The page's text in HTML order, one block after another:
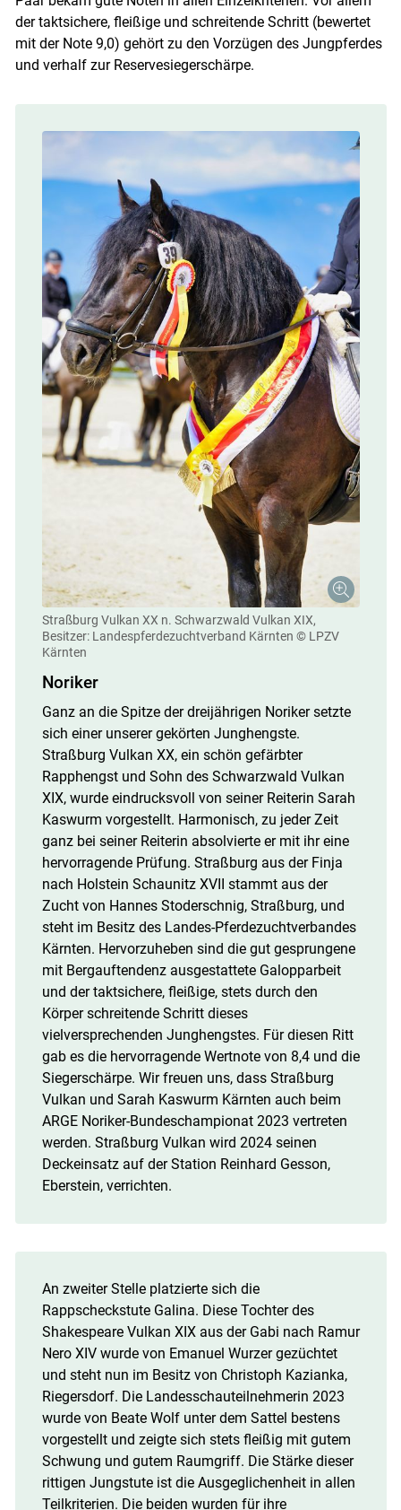
der taktsichere, fleißige und schreitende Schritt (bewertet
mit der Note 9,0) gehört zu den Vorzügen des Jungpferdes
und verhalf zur Reservesiegerschärpe.
Straßburg Vulkan XX n. Schwarzwald Vulkan XIX,
Besitzer: Landespferdezuchtverband Kärnten © LPZV
Kärnten
Noriker
Ganz an die Spitze der dreijährigen Noriker setzte
sich einer unserer gekörten Junghengste.
Straßburg Vulkan XX, ein schön gefärbter
Rapphengst und Sohn des Schwarzwald Vulkan
XIX, wurde eindrucksvoll von seiner Reiterin Sarah
Kaswurm vorgestellt. Harmonisch, zu jeder Zeit
ganz bei seiner Reiterin absolvierte er mit ihr eine
hervorragende Prüfung. Straßburg aus der Finja
nach Holstein Schaunitz XVII stammt aus der
Zucht von Hannes Stoderschnig, Straßburg, und
steht im Besitz des Landes-Pferdezuchtverbandes
Kärnten. Hervorzuheben sind die gut gesprungene
mit Bergauftendenz ausgestattete Galopparbeit
und der taktsichere, fleißige, stets durch den
Körper schreitende Schritt dieses
vielversprechenden Junghengstes. Für diesen Ritt
gab es die hervorragende Wertnote von 8,4 und die
Siegerschärpe. Wir freuen uns, dass Straßburg
Vulkan und Sarah Kaswurm Kärnten auch beim
ARGE Noriker-Bundeschampionat 2023 vertreten
werden. Straßburg Vulkan wird 2024 seinen
Deckeinsatz auf der Station Reinhard Gesson,
Eberstein, verrichten.
An zweiter Stelle platzierte sich die
Rappscheckstute Galina. Diese Tochter des
Shakespeare Vulkan XIX aus der Gabi nach Ramur
Nero XIV wurde von Emanuel Wurzer gezüchtet
und steht nun im Besitz von Christoph Kazianka,
Riegersdorf. Die Landesschauteilnehmerin 2023
wurde von Beate Wolf unter dem Sattel bestens
vorgestellt und zeigte sich stets fleißig mit gutem
Schwung und gutem Raumgriff. Die Stärke dieser
rittigen Jungstute ist die Ausgeglichenheit in allen
Teilkriterien. Die beiden wurden für ihre